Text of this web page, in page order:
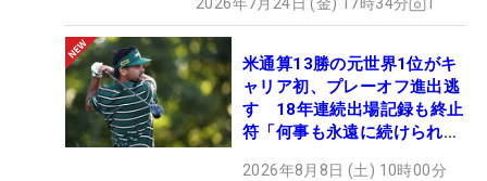
2026年7月24日 (金) 17時34分 1
米通算13勝の元世界1位がキ
ャリア初、プレーオフ進出逃
す 18年連続出場記録も終止
符「何事も永遠に続けられな
2026年8月8日 (土) 10時00分